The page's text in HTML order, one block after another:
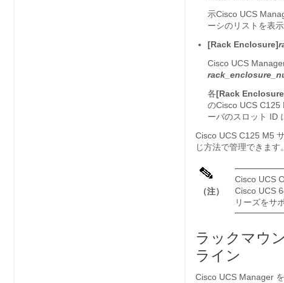
示Cisco UCS
ーシのリストを表示
[Rack Enclosure]
Cisco UCS
各[Rack
のCisco UCS C125
ーバのスロット ID
Cisco UCS C125 M5
じ方法で管理できます。
（注）
Cisco UCS
Cisco UCS
リーズをサ
ラックマウ
ライン
Cisco UCS Manager